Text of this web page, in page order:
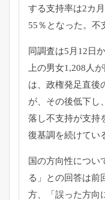
する支持率は2カ
55％となった。不
同調査は5月12日
上の男女1,208人
は、 政権発足直後
が、 その後低下し
落し不支持が支持
復基調を続けてい
国の方向性につい
る」
との回答は前
方、「 誤った方向